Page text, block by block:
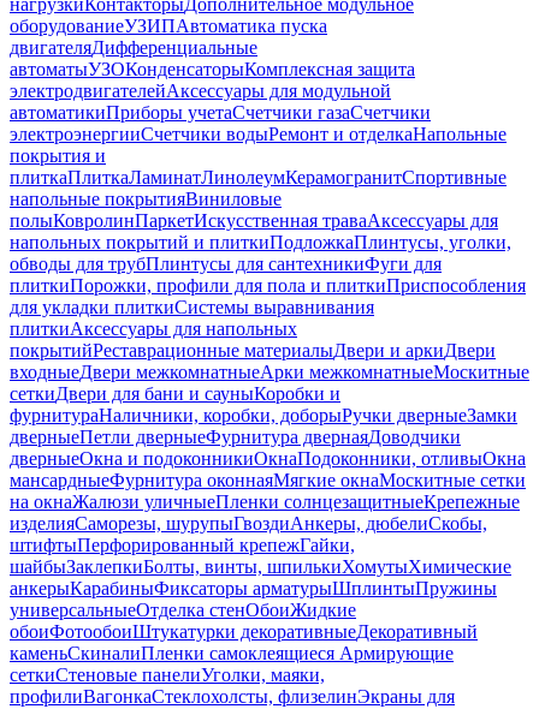
нагрузкиКонтакторыДополнительное модульное
оборудованиеУЗИПАвтоматика пуска
двигателяДифференциальные
автоматыУЗОКонденсаторыКомплексная защита
электродвигателейАксессуары для модульной
автоматикиПриборы учетаСчетчики газаСчетчики
электроэнергииСчетчики водыРемонт и отделкаНапольные
покрытия и
плиткаПлиткаЛаминатЛинолеумКерамогранитСпортивные
напольные покрытияВиниловые
полыКовролинПаркетИскусственная траваАксессуары для
напольных покрытий и плиткиПодложкаПлинтусы, уголки,
обводы для трубПлинтусы для сантехникиФуги для
плиткиПорожки, профили для пола и плиткиПриспособления
для укладки плиткиСистемы выравнивания
плиткиАксессуары для напольных
покрытийРеставрационные материалыДвери и аркиДвери
входныеДвери межкомнатныеАрки межкомнатныеМоскитные
сеткиДвери для бани и сауныКоробки и
фурнитураНаличники, коробки, доборыРучки дверныеЗамки
дверныеПетли дверныеФурнитура двернаяДоводчики
дверныеОкна и подоконникиОкнаПодоконники, отливыОкна
мансардныеФурнитура оконнаяМягкие окнаМоскитные сетки
на окнаЖалюзи уличныеПленки солнцезащитныеКрепежные
изделияСаморезы, шурупыГвоздиАнкеры, дюбелиСкобы,
штифтыПерфорированный крепежГайки,
шайбыЗаклепкиБолты, винты, шпилькиХомутыХимические
анкерыКарабиныФиксаторы арматурыШплинтыПружины
универсальныеОтделка стенОбоиЖидкие
обоиФотообоиШтукатурки декоративныеДекоративный
каменьСкиналиПленки самоклеящиеся Армирующие
сеткиСтеновые панелиУголки, маяки,
профилиВагонкаСтеклохолсты, флизелинЭкраны для